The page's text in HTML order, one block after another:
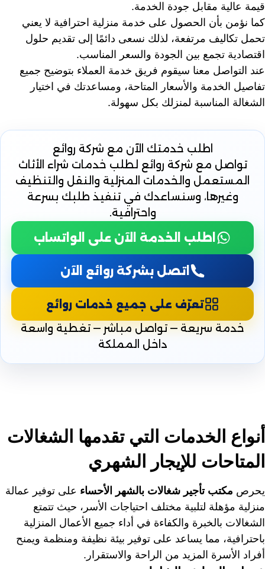
قيمة عالية مقابل جودة الخدمة.
كما نؤمن بأن الحصول على خدمة منزلية احترافية لا يعني
تحمل تكاليف مرتفعة، لذلك نسعى دائمًا إلى تقديم حلول
اقتصادية تجمع بين الجودة والسعر المناسب.
عند التواصل معنا سيقوم فريق خدمة العملاء بتوضيح جميع
تفاصيل الخدمة والأسعار المتاحة، ومساعدتك في اختيار
الشغالة المناسبة لمنزلك بكل سهولة.
اطلب خدمتك الآن مع شركة روائع
تواصل مع شركة روائع لطلب خدمات شراء الأثاث
المستعمل والخدمات المنزلية والنقل والتنظيف
وغيرها، وسنساعدك في تنفيذ طلبك بسرعة
واحترافية.
اطلب الخدمة الآن على الواتساب
اتصل بشركة روائع الآن
تعرّف على جميع خدمات روائع
خدمة سريعة — تواصل مباشر — تغطية واسعة
داخل المملكة
أنواع الخدمات التي تقدمها الشغالات
المتاحات للإيجار الشهري
يحرص مكتب تأجير شغالات بالشهر الأحساء على توفير عمالة
منزلية مؤهلة لتلبية مختلف احتياجات الأسر، حيث تتمتع
الشغالات بالخبرة والكفاءة في أداء جميع الأعمال المنزلية
باحترافية، مما يساعد على توفير بيئة نظيفة ومنظمة ويمنح
أفراد الأسرة المزيد من الراحة والاستقرار.